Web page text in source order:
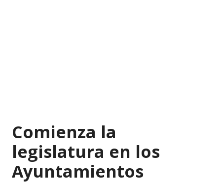
Comienza la
legislatura en los
Ayuntamientos